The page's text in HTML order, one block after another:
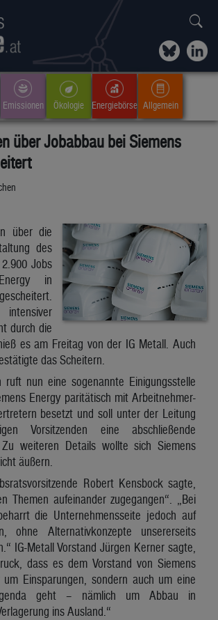
Emissionen Ökologie Energiebörse Allgemein
über Jobabbau bei Siemens
über die
des
Jobs
in
durch die
es am Freitag von der IG Metall. Auch
das Scheitern.
ruft nun eine sogenannte Einigungsstelle
Energy paritätisch mit Arbeitnehmer-
besetzt und soll unter der Leitung
Vorsitzenden eine abschließende
weiteren Details wollte sich Siemens
äußern.
Robert Kensbock sagte,
Themen aufeinander zugegangen“. „Bei
die Unternehmensseite jedoch auf
ohne Alternativkonzepte unsererseits
IG-Metall Vorstand Jürgen Kerner sagte,
dass es dem Vorstand von Siemens
Einsparungen, sondern auch um eine
geht – nämlich um Abbau in
ins Ausland.“